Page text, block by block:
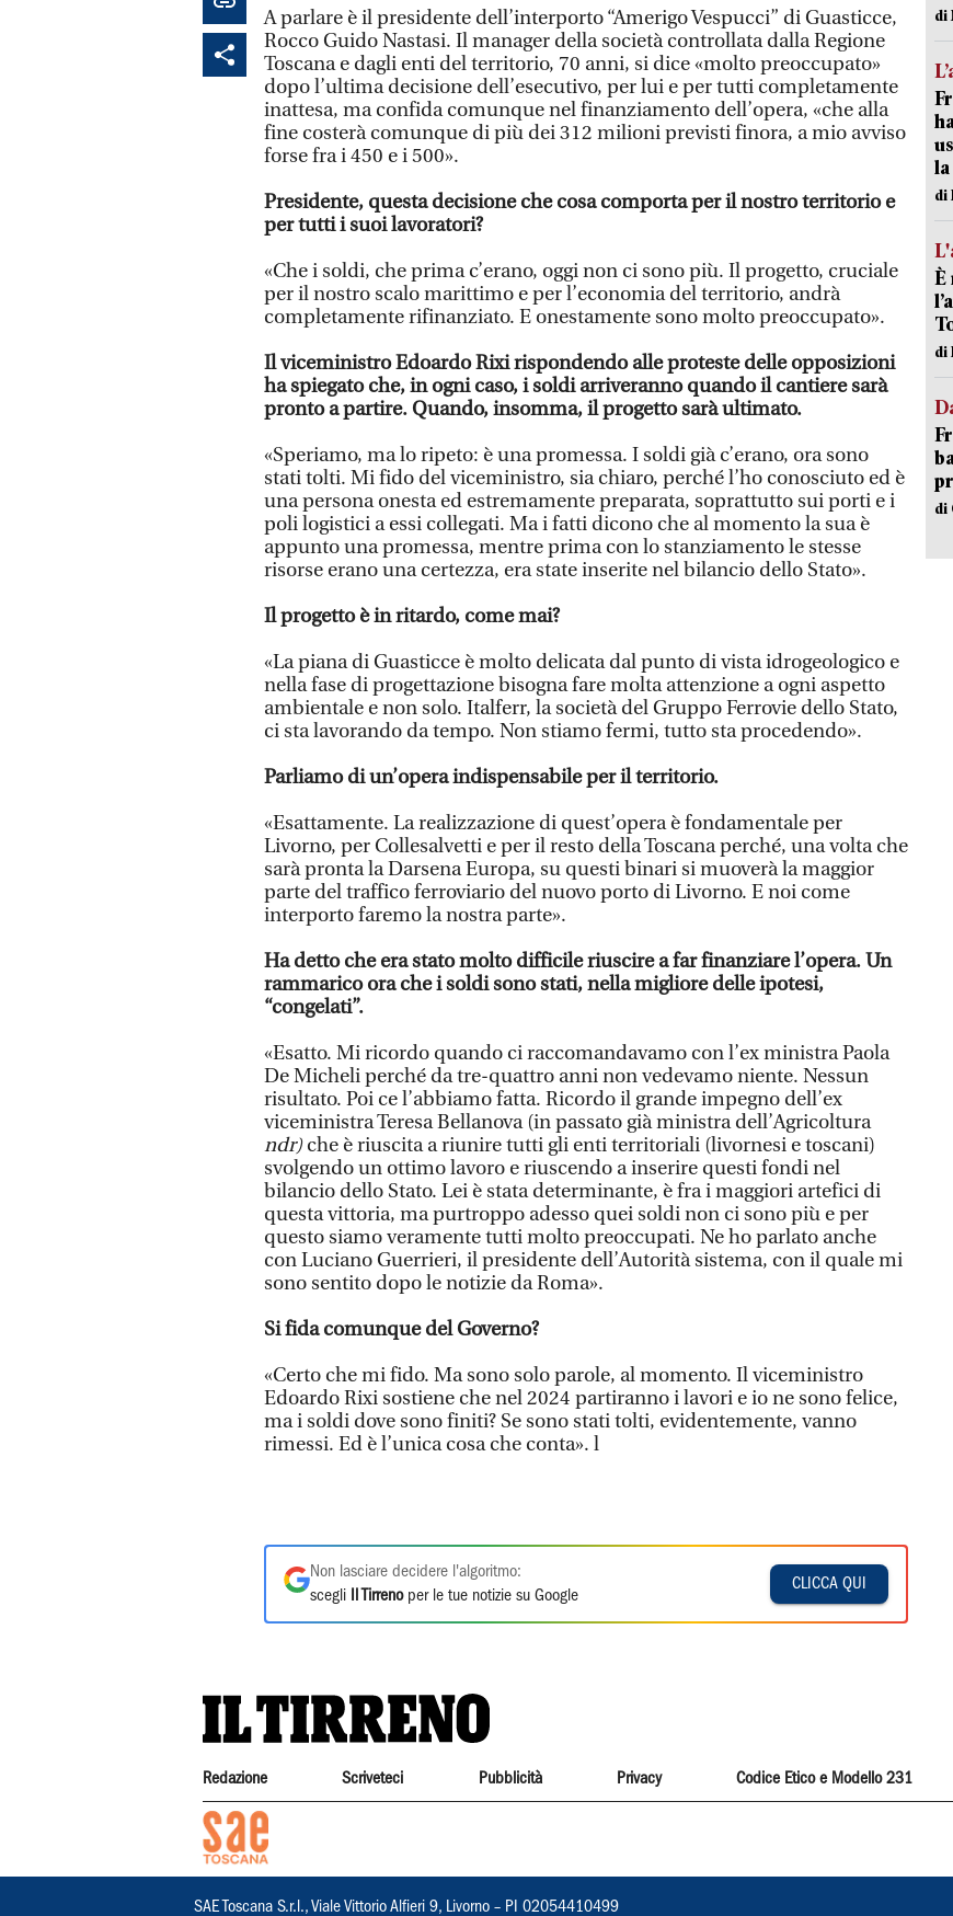
A parlare è il presidente dell’interporto “Amerigo Vespucci” di Guasticce,
Rocco Guido Nastasi. Il manager della società controllata dalla Regione
Toscana e dagli enti del territorio, 70 anni, si dice «molto preoccupato»
dopo l’ultima decisione dell’esecutivo, per lui e per tutti completamente
inattesa, ma confida comunque nel finanziamento dell’opera, «che alla
fine costerà comunque di più dei 312 milioni previsti finora, a mio avviso
forse fra i 450 e i 500».
Presidente, questa decisione che cosa comporta per il nostro territorio e
per tutti i suoi lavoratori?
«Che i soldi, che prima c’erano, oggi non ci sono più. Il progetto, cruciale
per il nostro scalo marittimo e per l’economia del territorio, andrà
completamente rifinanziato. E onestamente sono molto preoccupato».
Il viceministro Edoardo Rixi rispondendo alle proteste delle opposizioni
ha spiegato che, in ogni caso, i soldi arriveranno quando il cantiere sarà
pronto a partire. Quando, insomma, il progetto sarà ultimato.
«Speriamo, ma lo ripeto: è una promessa. I soldi già c’erano, ora sono
stati tolti. Mi fido del viceministro, sia chiaro, perché l’ho conosciuto ed è
una persona onesta ed estremamente preparata, soprattutto sui porti e i
poli logistici a essi collegati. Ma i fatti dicono che al momento la sua è
appunto una promessa, mentre prima con lo stanziamento le stesse
risorse erano una certezza, era state inserite nel bilancio dello Stato».
Il progetto è in ritardo, come mai?
«La piana di Guasticce è molto delicata dal punto di vista idrogeologico e
nella fase di progettazione bisogna fare molta attenzione a ogni aspetto
ambientale e non solo. Italferr, la società del Gruppo Ferrovie dello Stato,
ci sta lavorando da tempo. Non stiamo fermi, tutto sta procedendo».
Parliamo di un’opera indispensabile per il territorio.
«Esattamente. La realizzazione di quest’opera è fondamentale per
Livorno, per Collesalvetti e per il resto della Toscana perché, una volta che
sarà pronta la Darsena Europa, su questi binari si muoverà la maggior
parte del traffico ferroviario del nuovo porto di Livorno. E noi come
interporto faremo la nostra parte».
Ha detto che era stato molto difficile riuscire a far finanziare l’opera. Un
rammarico ora che i soldi sono stati, nella migliore delle ipotesi,
“congelati”.
«Esatto. Mi ricordo quando ci raccomandavamo con l’ex ministra Paola
De Micheli perché da tre-quattro anni non vedevamo niente. Nessun
risultato. Poi ce l’abbiamo fatta. Ricordo il grande impegno dell’ex
viceministra Teresa Bellanova (in passato già ministra dell’Agricoltura
ndr)che è riuscita a riunire tutti gli enti territoriali (livornesi e toscani)
svolgendo un ottimo lavoro e riuscendo a inserire questi fondi nel
bilancio dello Stato. Lei è stata determinante, è fra i maggiori artefici di
questa vittoria, ma purtroppo adesso quei soldi non ci sono più e per
questo siamo veramente tutti molto preoccupati. Ne ho parlato anche
con Luciano Guerrieri, il presidente dell’Autorità sistema, con il quale mi
sono sentito dopo le notizie da Roma».
Si fida comunque del Governo?
«Certo che mi fido. Ma sono solo parole, al momento. Il viceministro
Edoardo Rixi sostiene che nel 2024 partiranno i lavori e io ne sono felice,
ma i soldi dove sono finiti? Se sono stati tolti, evidentemente, vanno
rimessi. Ed è l’unica cosa che conta». l
Non lasciare decidere l'algoritmo:
scegli
Il Tirrenoper le tue notizie su Google
CLICCA QUI
di
di
È
di
di
Redazione Scriveteci Pubblicità Privacy Codice Etico e Modello 231
SAE Toscana S.r.l., Viale Vittorio Alfieri 9, Livorno – PI 02054410499